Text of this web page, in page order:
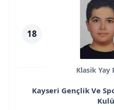
18
Klasik Yay
Kayseri Gençlik Ve